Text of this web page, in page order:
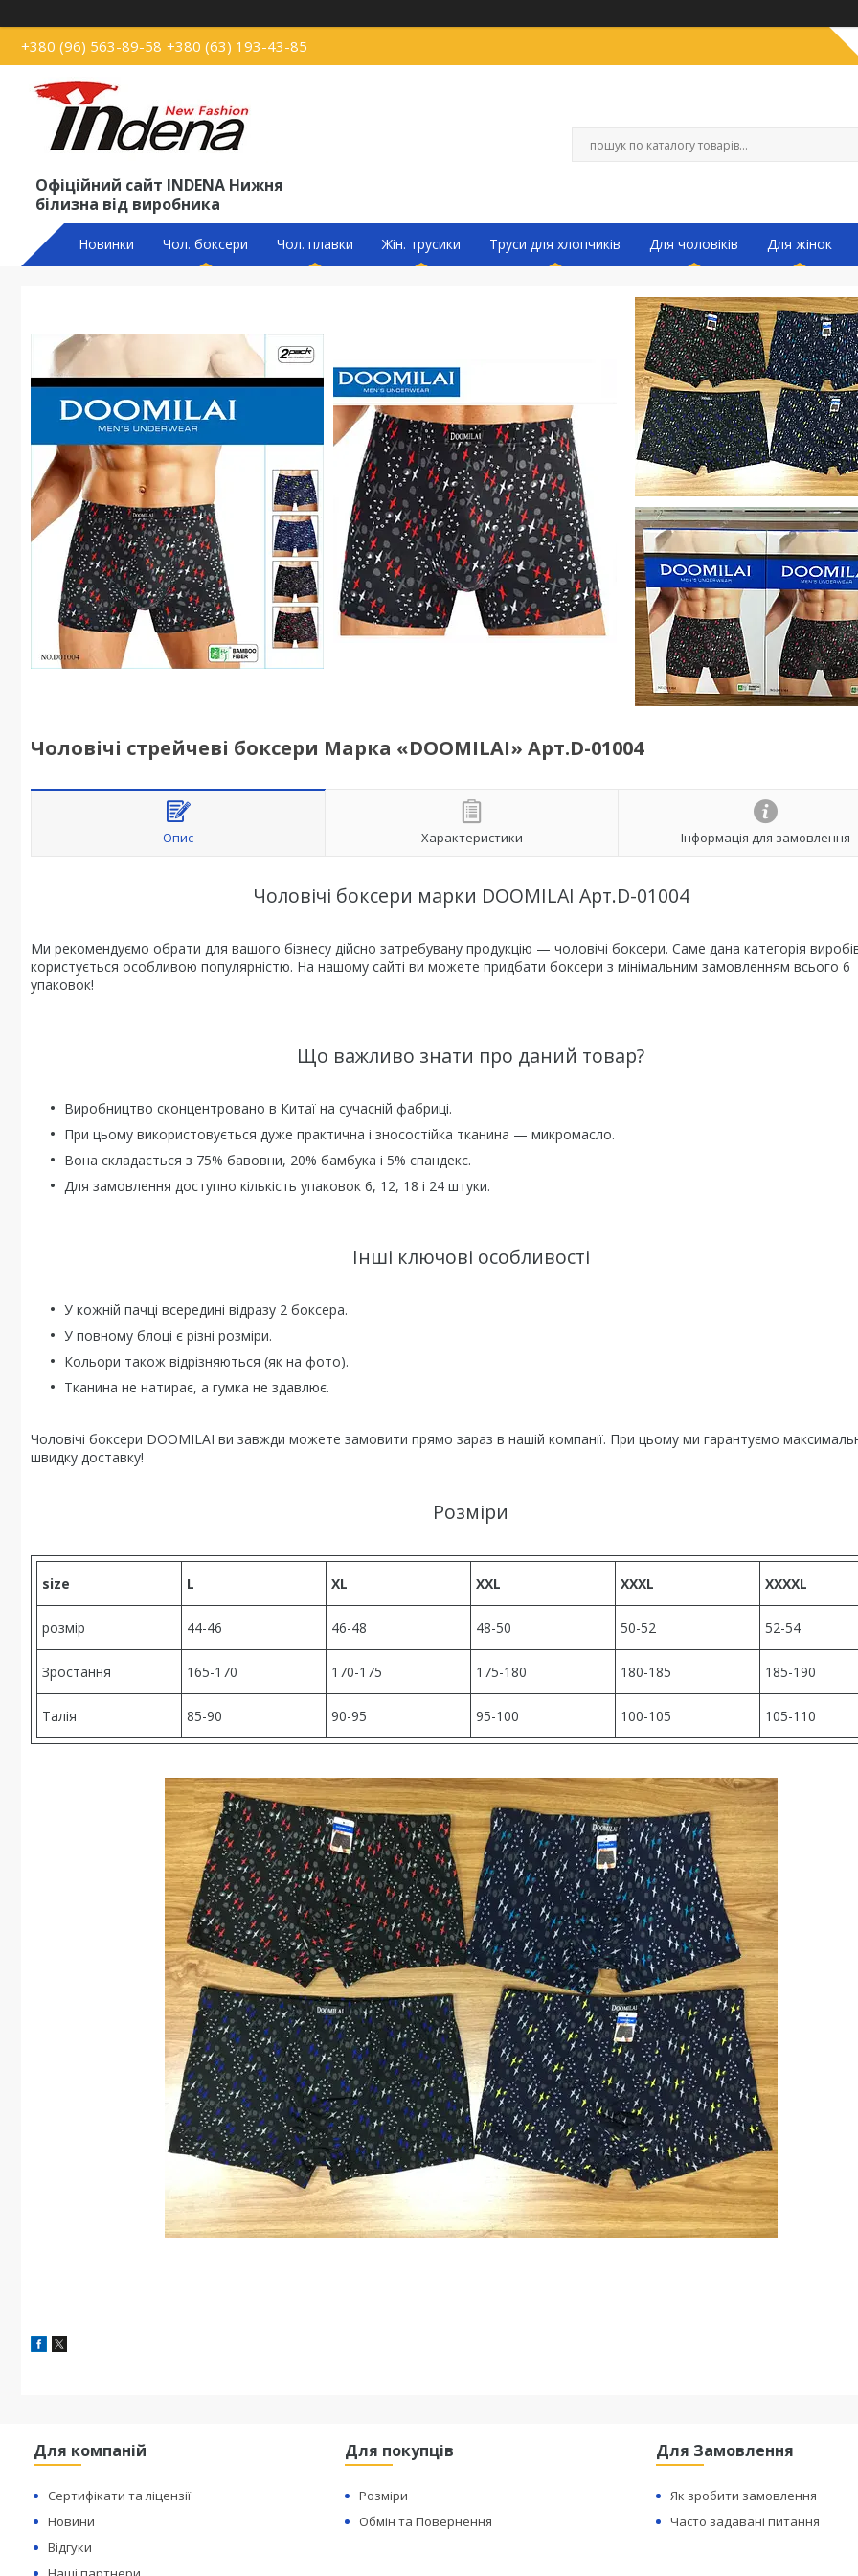
+380 (96) 563-89-58 +380 (63) 193-43-85
Офіційний сайт INDENA Нижня
білизна від виробника
Новинки Чол. боксери Чол. плавки Жін. трусики Труси для хлопчиків Для чоловіків Для жінок
Чоловічі стрейчеві боксери Марка «DOOMILAI» Арт.D-01004
Опис Характеристики Інформація для замовлення
Чоловічі боксери марки DOOMILAI Арт.D-01004
Ми рекомендуємо обрати для вашого бізнесу дійсно затребувану продукцію — чоловічі боксери. Саме дана категорія
користується особливою популярністю. На нашому сайті ви можете придбати боксери з мінімальним замовленням всього 6
упаковок!
Що важливо знати про даний товар?
Виробництво сконцентровано в Китаї на сучасній фабриці.
При цьому використовується дуже практична і зносостійка тканина — микромасло.
Вона складається з 75% бавовни, 20% бамбука і 5% спандекс.
Для замовлення доступно кількість упаковок 6, 12, 18 і 24 штуки.
Інші ключові особливості
У кожній пачці всередині відразу 2 боксера.
У повному блоці є різні розміри.
Кольори також відрізняються (як на фото).
Тканина не натирає, а гумка не здавлює.
Чоловічі боксери DOOMILAI ви завжди можете замовити прямо зараз в нашій компанії. При цьому ми гарантуємо
швидку доставку!
Розміри
size L XL XXL XXXL XXXXL
розмір 44-46 46-48 48-50 50-52 52-54
Зростання 165-170 170-175 175-180 180-185 185-190
Талія 85-90 90-95 95-100 100-105 105-110
Для компаній
Сертифікати та ліцензії
Новини
Відгуки
Для покупців
Розміри
Обмін та Повернення
Для Замовлення
Як зробити замовлення
Часто задавані питання